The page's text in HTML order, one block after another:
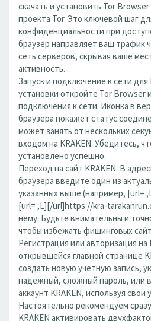
скачать и установить Tor
проекта Tor. Это ключевой шаг
конфиденциальности при
браузер направляет ваш трафик
сеть серверов, скрывая ваше
активность.
Запуск и подключение к сети для
установки откройте Tor Browser
подключения к сети. Иконка в
браузера покажет статус
может занять от нескольких
входом на KRAKEN. Убедитесь,
установлено успешно.
Переход на сайт KRAKEN. В
браузера введите один из
указанных выше (например, [url=
[url= ,L][/url]https://kra-
нему. Будьте внимательны и
чтобы избежать фишинговых
Регистрация или авторизация на
открывшейся главной странице
создать новую учетную запись,
надежный, сложный пароль, или
аккаунт KRAKEN, используя
Настоятельно рекомендуем
KRAKEN активировать